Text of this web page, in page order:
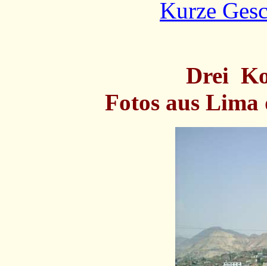
Kurze
Drei
Fotos aus